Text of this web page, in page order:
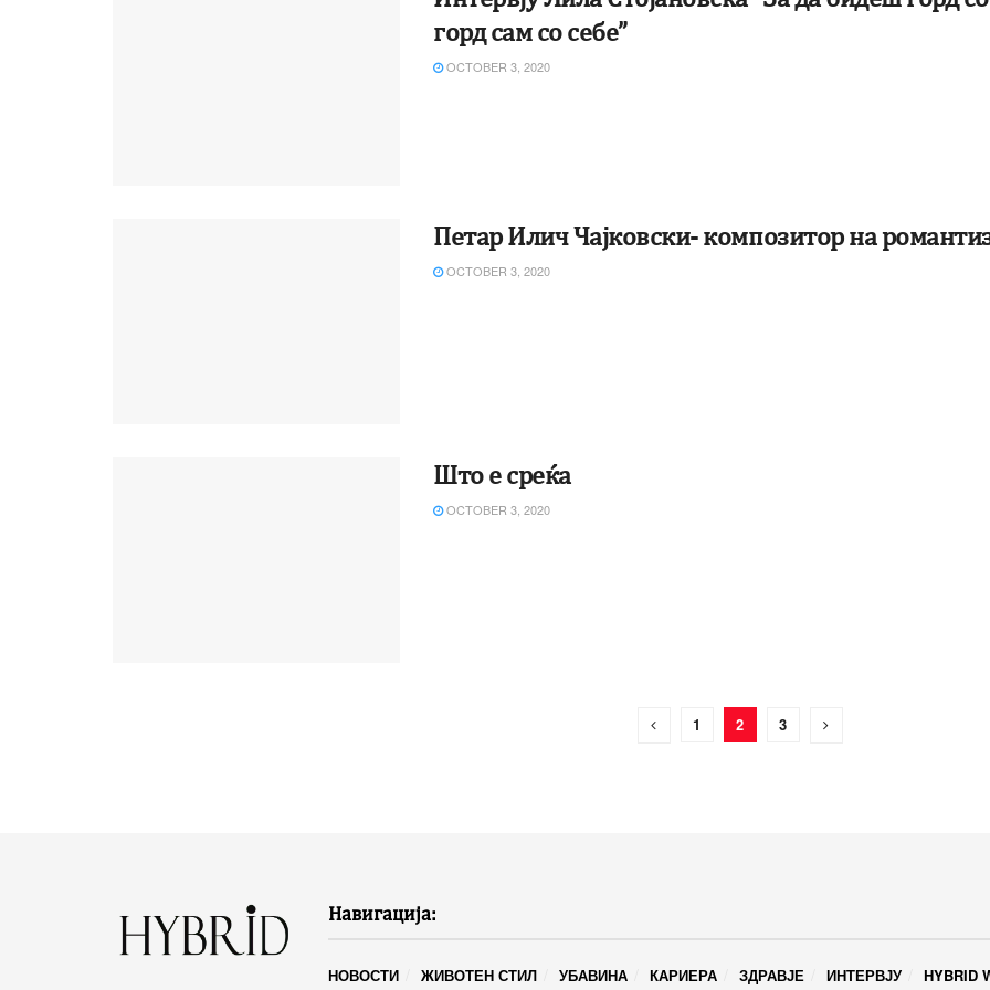
горд сам со себе”
OCTOBER 3, 2020
Петар Илич Чајковски- композитор на
OCTOBER 3, 2020
Што е среќа
OCTOBER 3, 2020
1 2 3
Навигација:
НОВОСТИ ЖИВОТЕН СТИЛ УБАВИНА КАРИЕРА ЗДРАВЈЕ ИНТЕРВЈУ HYBRID